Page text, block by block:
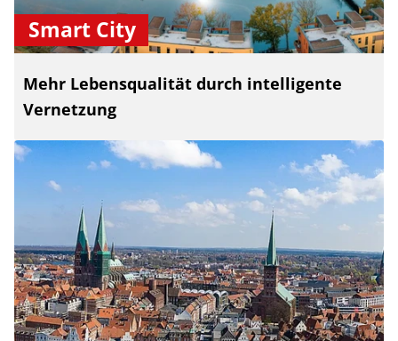
Smart City
Mehr Lebensqualität durch intelligente
Vernetzung